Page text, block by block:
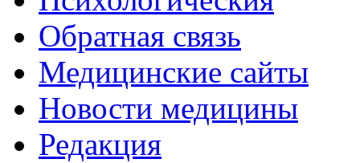
Обратная связь
Медицинские сайты
Новости медицины
Редакция